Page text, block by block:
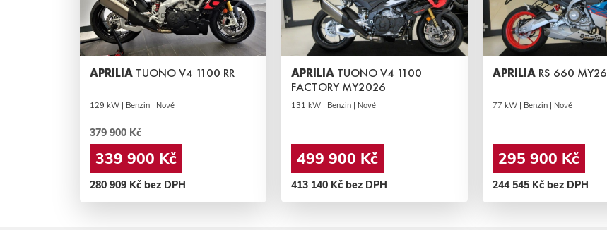
APRILIA TUONO V4 1100 RR
129 kW | Benzin | Nové
379 900 Kč
339 900 Kč
280 909 Kč bez DPH
APRILIA TUONO V4 1100
FACTORY MY2026
131 kW | Benzin | Nové
499 900 Kč
413 140 Kč bez DPH
APRILIA RS 660 MY26
77 kW | Benzin | Nové
295 900 Kč
244 545 Kč bez DPH